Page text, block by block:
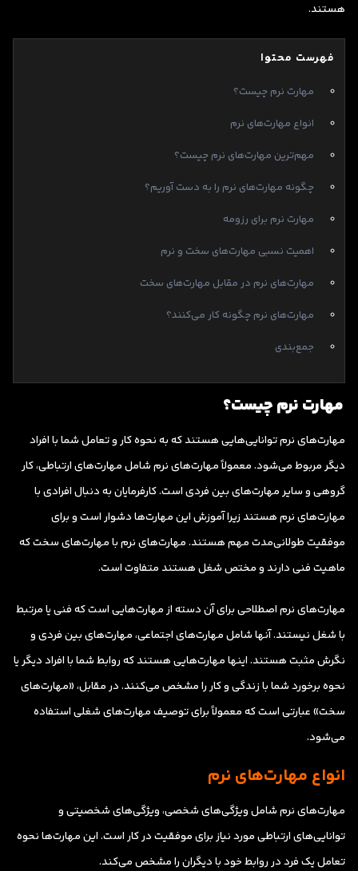
هستند.
فهرست محتوا
مهارت نرم چیست؟
انواع مهارت‌های نرم
مهم‌ترین مهارت‌های نرم چیست؟
چگونه مهارت‌های نرم را به دست آوریم؟
مهارت نرم برای رزومه
اهمیت نسبی مهارت‌های سخت و نرم
مهارت‌های نرم در مقابل مهارت‌های سخت
مهارت‌های نرم چگونه کار می‌کنند؟
جمع‌بندی
مهارت نرم چیست؟
مهارت‌های نرم توانایی‌هایی هستند که به نحوه کار و تعامل شما با افراد
دیگر مربوط می‌شود. معمولاً مهارت‌های نرم شامل مهارت‌های ارتباطی، کار
گروهی و سایر مهارت‌های بین فردی است. کارفرمایان به دنبال افرادی با
مهارت‌های نرم هستند زیرا آموزش این مهارت‌ها دشوار است و برای
موفقیت طولانی‌مدت مهم هستند. مهارت‌های نرم با مهارت‌های سخت که
ماهیت فنی دارند و مختص شغل هستند متفاوت است.
مهارت‌های نرم اصطلاحی برای آن دسته از مهارت‌هایی است که فنی یا مرتبط
با شغل نیستند. آنها شامل مهارت‌های اجتماعی، مهارت‌های بین فردی و
نگرش مثبت هستند. اینها مهارت‌هایی هستند که روابط شما با افراد دیگر یا
نحوه برخورد شما با زندگی و کار را مشخص می‌کنند. در مقابل، «مهارت‌های
سخت» عبارتی است که معمولاً برای توصیف مهارت‌های شغلی استفاده
می‌شود.
انواع مهارت‌های نرم
مهارت‌های نرم شامل ویژگی‌های شخصی، ویژگی‌های شخصیتی و
توانایی‌های ارتباطی مورد نیاز برای موفقیت در کار است. این مهارت‌ها نحوه
تعامل یک فرد در روابط خود با دیگران را مشخص می‌کند.